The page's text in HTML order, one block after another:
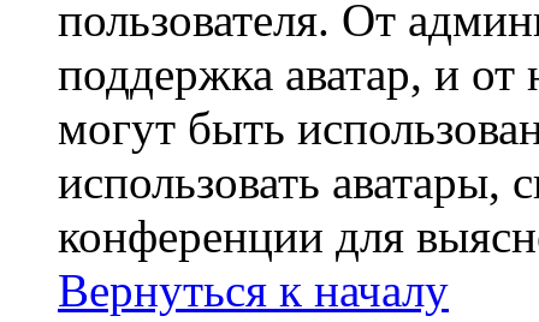
пользователя. От
поддержка аватар, и от
могут быть
использовать аватары,
конференции для
Вернуться к началу